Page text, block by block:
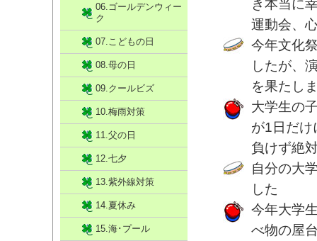
き本当に
運動会、
今年文化
したが、
を果たし
大学生の
が1日だけ
負けず絶
自分の大
した
今年大学
べ物の屋
06.ゴールデンウィー
ク
07.こどもの日
08.母の日
09.クールビズ
10.梅雨対策
11.父の日
12.七夕
13.紫外線対策
14.夏休み
15.海･プール